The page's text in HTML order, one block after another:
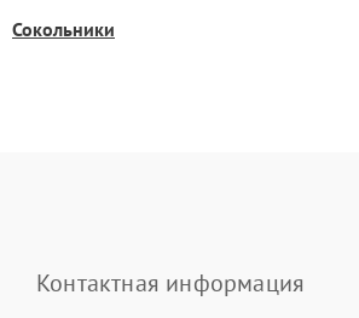
Сокольники
Контактная информация